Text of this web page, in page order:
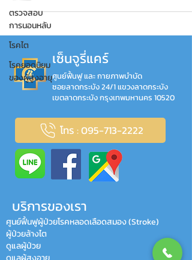
ตรวจสอบ
การนอนหลับ
โรคไต
โรคยอดนิยม
ของผู้สูงอายุ
เซ็นจูรี่แคร์
ศูนย์ฟื้นฟู และ กายภาพบำบัด
ซอยลาดกระบัง 24/1 แขวงลาดกระบัง
เขตลาดกระบัง กรุงเทพมหานคร 10520
โทร : 095-713-2222
บริการของเรา
ศูนย์ฟื้นฟูผู้ป่วยโรคหลอดเลือดสมอง (Stroke)
ผู้ป่วยล้างไต
ดูแลผู้ป่วย